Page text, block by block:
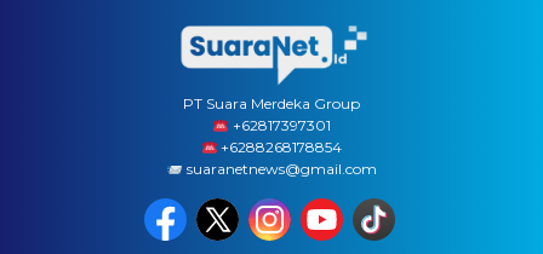
PT Suara Merdeka Group
‪+62817397301
+6288268178854
suaranetnews@gmail.com